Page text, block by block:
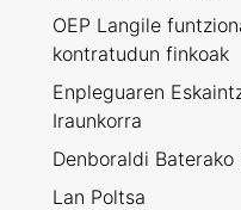
OEP Langile
kontratudun finkoak
Enpleguaren
Iraunkorra
Denboraldi
Lan Poltsa